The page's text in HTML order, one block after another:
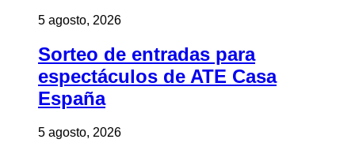
5 agosto, 2026
Sorteo de entradas para
espectáculos de ATE Casa
España
5 agosto, 2026